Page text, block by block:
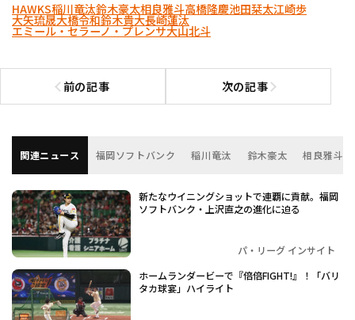
HAWKS稲川竜汰鈴木豪太相良雅斗高橋隆慶池田栞太江崎歩
大矢琉晟大橋令和鈴木貴大長崎蓮汰
エミール・セラーノ・プレンサ大山北斗
前の記事
前の記事へ 次の記事次の記事へ
関連ニュース 福岡ソフトバンク 稲川竜汰 鈴木豪太 相良雅斗
新たなウイニングショットで連覇に貢献。福岡
ソフトバンク・上沢直之の進化に迫る
パ・リーグ インサイト
ホームランダービーで『倍倍FIGHT!』！「バリ
タカ球宴」ハイライト